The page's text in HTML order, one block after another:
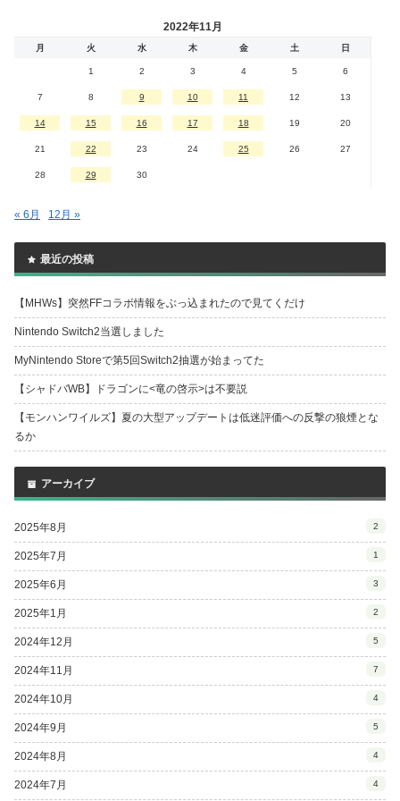
2022年11月
月 火 水 木 金 土 日
1 2 3 4 5 6
7 8 9 10 11 12 13
14 15 16 17 18 19 20
21 22 23 24 25 26 27
28 29 30
« 6月 12月 »
最近の投稿
【MHWs】突然FFコラボ情報をぶっ込まれたので見てくだけ
Nintendo Switch2当選しました
MyNintendo Storeで第5回Switch2抽選が始まってた
【シャドバWB】ドラゴンに<竜の啓示>は不要説
【モンハンワイルズ】夏の大型アップデートは低迷評価への反撃の狼煙とな
るか
アーカイブ
2025年8月 2
2025年7月 1
2025年6月 3
2025年1月 2
2024年12月 5
2024年11月 7
2024年10月 4
2024年9月 5
2024年8月 4
2024年7月 4